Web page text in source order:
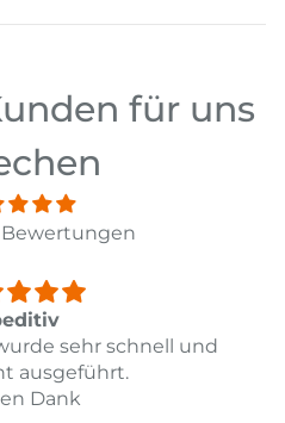
für uns
Bewertungen
und Preis Leistung